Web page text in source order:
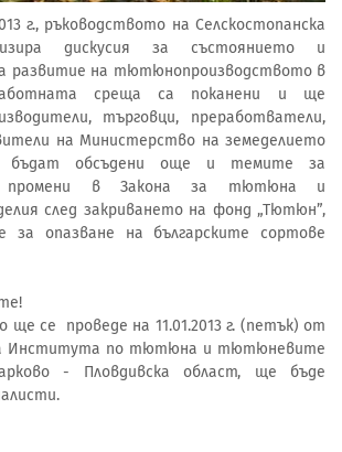
г., ръководството на Селскостопанска
дискусия за състоянието и
развитие на тютюнопроизводството в
среща са поканени и ще
търговци, преработватели,
на Министерство на земеделието
обсъдени още и темите за
промени в Закона за тютюна и
след закриването на фонд „Тютюн”,
за опазване на българските сортове
ще се проведе на 11.01.2013 г. (петък) от
Института по тютюна и тютюневите
- Пловдивска област, ще бъде